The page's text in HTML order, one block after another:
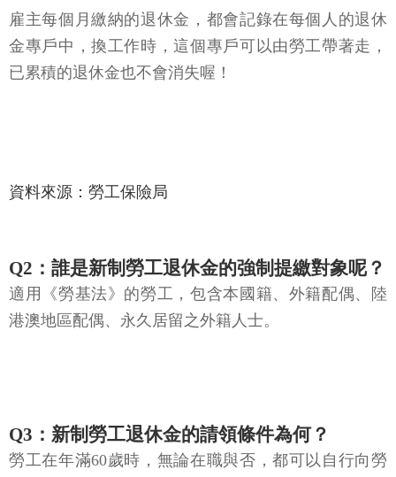
雇主每個月繳納的退休金，都會記錄在每個人的退休
金專戶中，換工作時，這個專戶可以由勞工帶著走，
已累積的退休金也不會消失喔！
資料來源：勞工保險局
Q2：誰是新制勞工退休金的強制提繳對象呢？
適用《勞基法》的勞工，包含本國籍、外籍配偶、陸
港澳地區配偶、永久居留之外籍人士。
Q3：新制勞工退休金的請領條件為何？
勞工在年滿60歲時，無論在職與否，都可以自行向勞